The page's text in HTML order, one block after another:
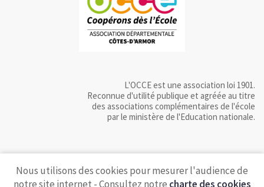
L'OCCE est une association loi 1901.
Reconnue d'utilité publique et agréée au titre
des associations complémentaires de l'école
par le ministère de l'Education nationale.
Nous utilisons des cookies pour mesurer l'audience de
notre site internet - Consultez notre charte des cookies